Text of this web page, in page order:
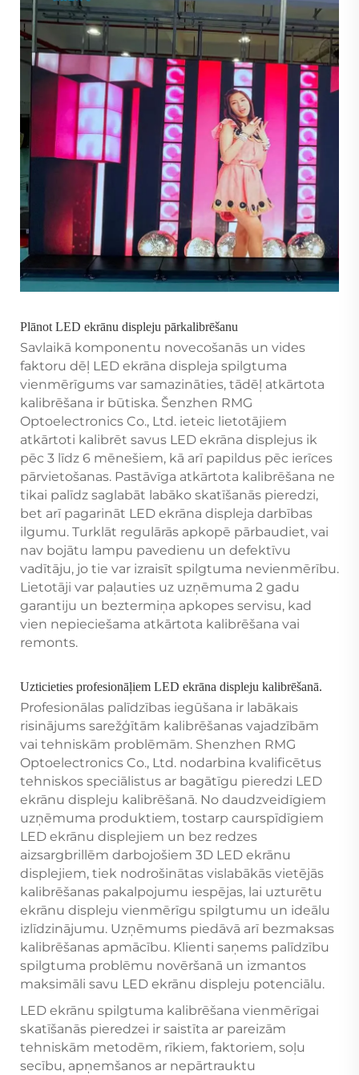
Plānot LED ekrānu displeju pārkalibrēšanu
Savlaikā komponentu novecošanās un vides
faktoru dēļ LED ekrāna displeja spilgtuma
vienmērīgums var samazināties, tādēļ atkārtota
kalibrēšana ir būtiska. Šenzhen RMG
Optoelectronics Co., Ltd. ieteic lietotājiem
atkārtoti kalibrēt savus LED ekrāna displejus ik
pēc 3 līdz 6 mēnešiem, kā arī papildus pēc ierīces
pārvietošanas. Pastāvīga atkārtota kalibrēšana ne
tikai palīdz saglabāt labāko skatīšanās pieredzi,
bet arī pagarināt LED ekrāna displeja darbības
ilgumu. Turklāt regulārās apkopē pārbaudiet, vai
nav bojātu lampu pavedienu un defektīvu
vadītāju, jo tie var izraisīt spilgtuma nevienmērību.
Lietotāji var paļauties uz uzņēmuma 2 gadu
garantiju un beztermiņa apkopes servisu, kad
vien nepieciešama atkārtota kalibrēšana vai
remonts.
Uzticieties profesionāļiem LED ekrāna displeju kalibrēšanā.
Profesionālas palīdzības iegūšana ir labākais
risinājums sarežģītām kalibrēšanas vajadzībām
vai tehniskām problēmām. Shenzhen RMG
Optoelectronics Co., Ltd. nodarbina kvalificētus
tehniskos speciālistus ar bagātīgu pieredzi LED
ekrānu displeju kalibrēšanā. No daudzveidīgiem
uzņēmuma produktiem, tostarp caurspīdīgiem
LED ekrānu displejiem un bez redzes
aizsargbrillēm darbojošiem 3D LED ekrānu
displejiem, tiek nodrošinātas vislabākās vietējās
kalibrēšanas pakalpojumu iespējas, lai uzturētu
ekrānu displeju vienmērīgu spilgtumu un ideālu
izlīdzinājumu. Uzņēmums piedāvā arī bezmaksas
kalibrēšanas apmācību. Klienti saņems palīdzību
spilgtuma problēmu novēršanā un izmantos
maksimāli savu LED ekrānu displeju potenciālu.
LED ekrānu spilgtuma kalibrēšana vienmērīgai
skatīšanās pieredzei ir saistīta ar pareizām
tehniskām metodēm, rīkiem, faktoriem, soļu
secību, apņemšanos ar nepārtrauktu